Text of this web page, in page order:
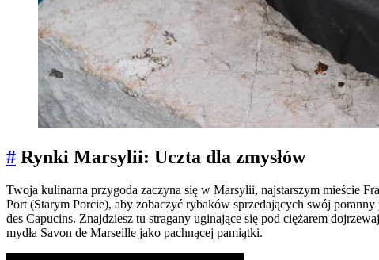
# Rynki Marsylii: Uczta dla zmysłów
Twoja kulinarna przygoda zaczyna się w Marsylii, najstarszym mieście
Port (Starym Porcie), aby zobaczyć rybaków sprzedających swój poranny
des Capucins. Znajdziesz tu stragany uginające się pod ciężarem
mydła Savon de Marseille jako pachnącej pamiątki.